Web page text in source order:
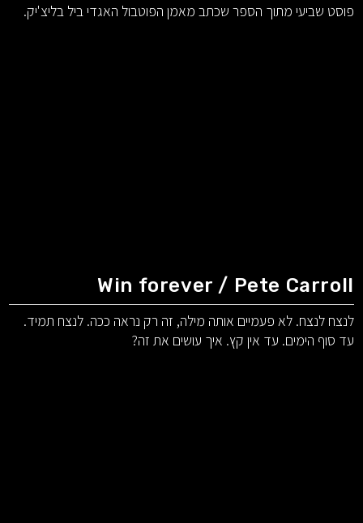
פוסט שביעי מתוך הספר שכתב מאמן הפוטבול האגדי ביל בליצ'יק.
Win forever / Pete Carroll
לנצח לנצח. לא פעמיים אותה מילה, זה רק נראה ככה. לנצח תמיד.
עד סוף הימים. עד אין קץ. איך עושים את זה?